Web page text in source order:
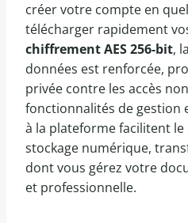
créer votre compte en
télécharger rapidement
chiffrement AES 256-bit,
données est renforcée,
privée contre les accès
fonctionnalités de gestion
à la plateforme facilitent
stockage numérique,
dont vous gérez votre
et professionnelle.